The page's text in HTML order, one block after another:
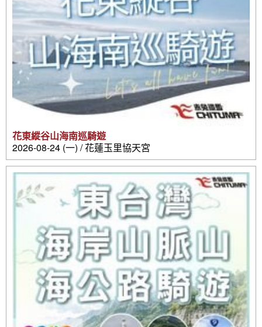
花東縱谷山海南巡騎遊
2026-08-24 (一) / 花蓮玉里協天宮